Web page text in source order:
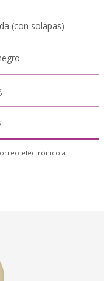
(con solapas)
electrónico a